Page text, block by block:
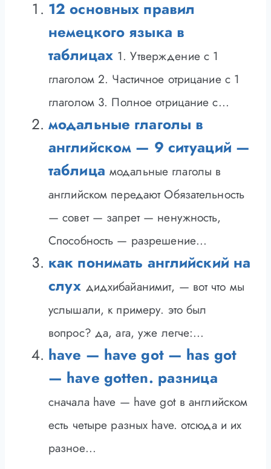
12 основных правил
немецкого языка в
таблицах 1. Утверждение с 1
глаголом 2. Частичное отрицание с 1
глаголом 3. Полное отрицание с...
модальные глаголы в
английском — 9 ситуаций —
таблица модальные глаголы в
английском передают Обязательность
— совет — запрет — ненужность,
Способность — разрешение...
как понимать английский на
слух дидхибайанимит, — вот что мы
услышали, к примеру. это был
вопрос? да, ага, уже легче:...
have — have got — has got
— have gotten. разница
сначала have — have got в английском
есть четыре разных have. отсюда и их
разное...